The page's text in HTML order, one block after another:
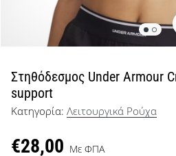
μπάσκετ
λάτρης
μπάσκετ
όπως
εμείς;
Έλα
μας
Στηθόδεσμος Under Armour
support
Κατηγορία: Λειτουργικά Ρούχα
€28,00 Με ΦΠΑ